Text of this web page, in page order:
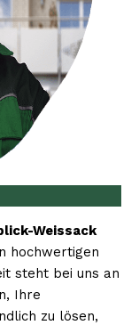
Weissack
hochwertigen
steht bei uns an
Ihre
zu lösen,